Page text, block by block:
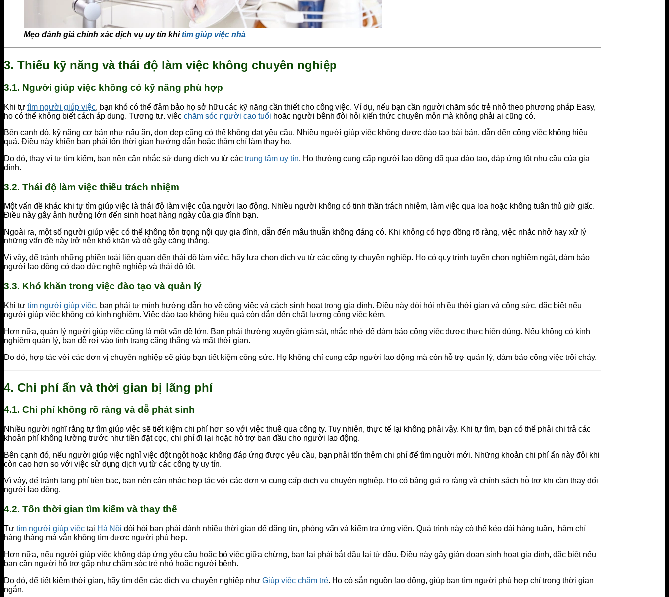
Mẹo đánh giá chính xác dịch vụ uy tín khitìm giúp việc nhà
3. Thiếu kỹ năng và thái độ làm việc không chuyên nghiệp
3.1. Người giúp việc không có kỹ năng phù hợp
Khi tự tìm người giúp việc, bạn khó có thể đảm bảo họ sở hữu các kỹ năng cần thiết cho công việc. Ví dụ, nếu bạn cần người chăm sóc trẻ nhỏ theo phương pháp Easy,
họ có thể không biết cách áp dụng. Tương tự, việc chăm sóc người cao tuổi hoặc người bệnh đòi hỏi kiến thức chuyên môn mà không phải ai cũng có.
Bên cạnh đó, kỹ năng cơ bản như nấu ăn, dọn dẹp cũng có thể không đạt yêu cầu. Nhiều người giúp việc không được đào tạo bài bản, dẫn đến công việc không hiệu
quả. Điều này khiến bạn phải tốn thời gian hướng dẫn hoặc thậm chí làm thay họ.
Do đó, thay vì tự tìm kiếm, bạn nên cân nhắc sử dụng dịch vụ từ các trung tâm uy tín. Họ thường cung cấp người lao động đã qua đào tạo, đáp ứng tốt nhu cầu của gia
đình.
3.2. Thái độ làm việc thiếu trách nhiệm
Một vấn đề khác khi tự tìm giúp việc là thái độ làm việc của người lao động. Nhiều người không có tinh thần trách nhiệm, làm việc qua loa hoặc không tuân thủ giờ giấc.
Điều này gây ảnh hưởng lớn đến sinh hoạt hàng ngày của gia đình bạn.
Ngoài ra, một số người giúp việc có thể không tôn trọng nội quy gia đình, dẫn đến mâu thuẫn không đáng có. Khi không có hợp đồng rõ ràng, việc nhắc nhở hay xử lý
những vấn đề này trở nên khó khăn và dễ gây căng thẳng.
Vì vậy, để tránh những phiền toái liên quan đến thái độ làm việc, hãy lựa chọn dịch vụ từ các công ty chuyên nghiệp. Họ có quy trình tuyển chọn nghiêm ngặt, đảm bảo
người lao động có đạo đức nghề nghiệp và thái độ tốt.
3.3. Khó khăn trong việc đào tạo và quản lý
Khi tự tìm người giúp việc, bạn phải tự mình hướng dẫn họ về công việc và cách sinh hoạt trong gia đình. Điều này đòi hỏi nhiều thời gian và công sức, đặc biệt nếu
người giúp việc không có kinh nghiệm. Việc đào tạo không hiệu quả còn dẫn đến chất lượng công việc kém.
Hơn nữa, quản lý người giúp việc cũng là một vấn đề lớn. Bạn phải thường xuyên giám sát, nhắc nhở để đảm bảo công việc được thực hiện đúng. Nếu không có kinh
nghiệm quản lý, bạn dễ rơi vào tình trạng căng thẳng và mất thời gian.
Do đó, hợp tác với các đơn vị chuyên nghiệp sẽ giúp bạn tiết kiệm công sức. Họ không chỉ cung cấp người lao động mà còn hỗ trợ quản lý, đảm bảo công việc trôi chảy.
4. Chi phí ẩn và thời gian bị lãng phí
4.1. Chi phí không rõ ràng và dễ phát sinh
Nhiều người nghĩ rằng tự tìm giúp việc sẽ tiết kiệm chi phí hơn so với việc thuê qua công ty. Tuy nhiên, thực tế lại không phải vậy. Khi tự tìm, bạn có thể phải chi trả các
khoản phí không lường trước như tiền đặt cọc, chi phí đi lại hoặc hỗ trợ ban đầu cho người lao động.
Bên cạnh đó, nếu người giúp việc nghỉ việc đột ngột hoặc không đáp ứng được yêu cầu, bạn phải tốn thêm chi phí để tìm người mới. Những khoản chi phí ẩn này đôi khi
còn cao hơn so với việc sử dụng dịch vụ từ các công ty uy tín.
Vì vậy, để tránh lãng phí tiền bạc, bạn nên cân nhắc hợp tác với các đơn vị cung cấp dịch vụ chuyên nghiệp. Họ có bảng giá rõ ràng và chính sách hỗ trợ khi cần thay đổi
người lao động.
4.2. Tốn thời gian tìm kiếm và thay thế
Tự tìm người giúp việc tại Hà Nội đòi hỏi bạn phải dành nhiều thời gian để đăng tin, phỏng vấn và kiểm tra ứng viên. Quá trình này có thể kéo dài hàng tuần, thậm chí
hàng tháng mà vẫn không tìm được người phù hợp.
Hơn nữa, nếu người giúp việc không đáp ứng yêu cầu hoặc bỏ việc giữa chừng, bạn lại phải bắt đầu lại từ đầu. Điều này gây gián đoạn sinh hoạt gia đình, đặc biệt nếu
bạn cần người hỗ trợ gấp như chăm sóc trẻ nhỏ hoặc người bệnh.
Do đó, để tiết kiệm thời gian, hãy tìm đến các dịch vụ chuyên nghiệp như Giúp việc chăm trẻ. Họ có sẵn nguồn lao động, giúp bạn tìm người phù hợp chỉ trong thời gian
ngắn.